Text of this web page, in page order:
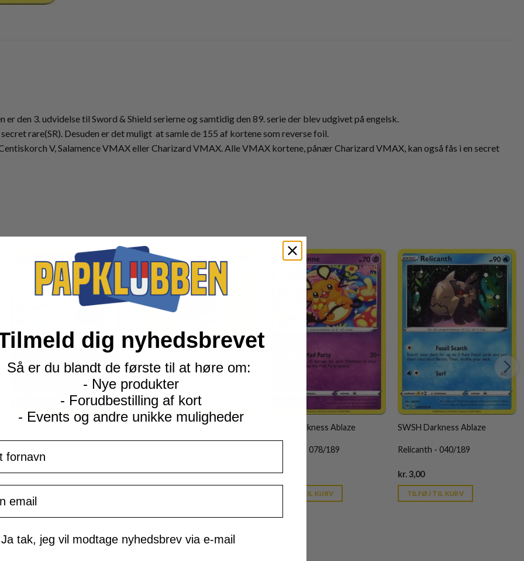
den 3. udvidelse til Sword & Shield serierne og samtidig den 89. serie der blev udgivet på engelsk.
rare(SR). Desuden er det muligt at samle de 155 af kortene som reverse foil.
V, Salamence VMAX eller Charizard VMAX. Alle VMAX kortene, pånær Charizard VMAX, kan også fås i en secret
SWSH Darkness Ablaze
kr.3,00Current
kr. 39,95.
SWSH Darkness Ablaze
kr.3,00Current
SWSH Darkness Ablaze
Dedenne - 078/189
kr.3,00
kr. 39,95.
TILFØJ TIL KURV
SWSH Darkness Ablaze
Relicanth - 040/189
kr.3,00Current
is:
kr. 39,95.
TILFØJ TIL KURV
dig nyhedsbrevet
Så er du blandt de første til at høre om:
- Nye produkter
- Forudbestilling af kort
- Events og andre unikke muligheder
Ja tak, jeg vil modtage nyhedsbrev via e-mail